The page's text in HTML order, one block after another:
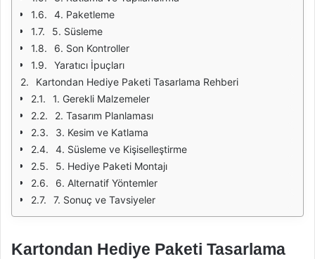
4. Paketleme
5. Süsleme
6. Son Kontroller
Yaratıcı İpuçları
Kartondan Hediye Paketi Tasarlama Rehberi
1. Gerekli Malzemeler
2. Tasarım Planlaması
3. Kesim ve Katlama
4. Süsleme ve Kişiselleştirme
5. Hediye Paketi Montajı
6. Alternatif Yöntemler
7. Sonuç ve Tavsiyeler
Kartondan Hediye Paketi Tasarlama